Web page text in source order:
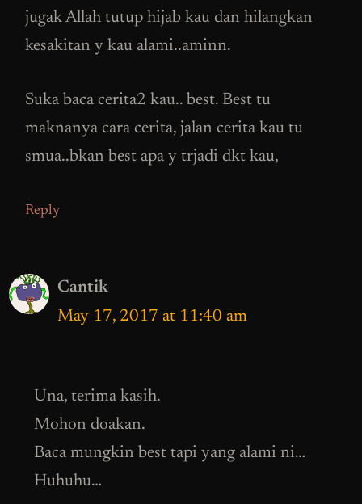
jugak Allah tutup hijab kau dan hilangkan
kesakitan y kau alami..aminn.
Suka baca cerita2 kau.. best. Best tu
maknanya cara cerita, jalan cerita kau tu
smua..bkan best apa y trjadi dkt kau,
Reply
Cantik
May 17, 2017 at 11:40 am
Una, terima kasih.
Mohon doakan.
Baca mungkin best tapi yang alami ni…
Huhuhu…